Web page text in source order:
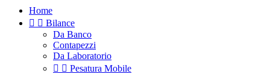
Home
  Bilance
Da Banco
Contapezzi
Da Laboratorio
  Pesatura Mobile